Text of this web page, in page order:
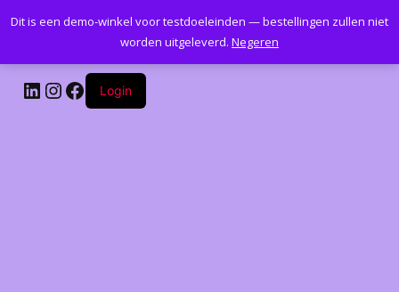
Kantoormeubelenplus.com
LinkedIn
Instagram
Facebook
Login
Dit is een demo-winkel voor testdoeleinden — bestellingen zullen niet
worden uitgeleverd. Negeren